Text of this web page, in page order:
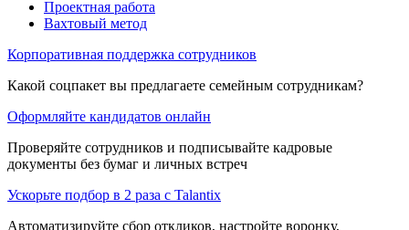
Проектная работа
Вахтовый метод
Корпоративная поддержка сотрудников
Какой соцпакет вы предлагаете семейным сотрудникам?
Оформляйте кандидатов онлайн
Проверяйте сотрудников и подписывайте кадровые
документы без бумаг и личных встреч
Ускорьте подбор в 2 раза с Talantix
Автоматизируйте сбор откликов, настройте воронку,